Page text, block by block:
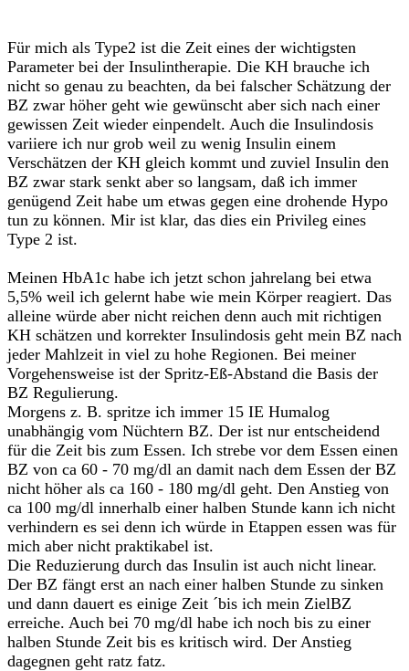
Für mich als Type2 ist die Zeit eines der wichtigsten
Parameter bei der Insulintherapie. Die KH brauche ich
nicht so genau zu beachten, da bei falscher Schätzung der
BZ zwar höher geht wie gewünscht aber sich nach einer
gewissen Zeit wieder einpendelt. Auch die Insulindosis
variiere ich nur grob weil zu wenig Insulin einem
Verschätzen der KH gleich kommt und zuviel Insulin den
BZ zwar stark senkt aber so langsam, daß ich immer
genügend Zeit habe um etwas gegen eine drohende Hypo
tun zu können. Mir ist klar, das dies ein Privileg eines
Type 2 ist.
Meinen HbA1c habe ich jetzt schon jahrelang bei etwa
5,5% weil ich gelernt habe wie mein Körper reagiert. Das
alleine würde aber nicht reichen denn auch mit richtigen
KH schätzen und korrekter Insulindosis geht mein BZ nach
jeder Mahlzeit in viel zu hohe Regionen. Bei meiner
Vorgehensweise ist der Spritz-Eß-Abstand die Basis der
BZ Regulierung.
Morgens z. B. spritze ich immer 15 IE Humalog
unabhängig vom Nüchtern BZ. Der ist nur entscheidend
für die Zeit bis zum Essen. Ich strebe vor dem Essen einen
BZ von ca 60 - 70 mg/dl an damit nach dem Essen der BZ
nicht höher als ca 160 - 180 mg/dl geht. Den Anstieg von
ca 100 mg/dl innerhalb einer halben Stunde kann ich nicht
verhindern es sei denn ich würde in Etappen essen was für
mich aber nicht praktikabel ist.
Die Reduzierung durch das Insulin ist auch nicht linear.
Der BZ fängt erst an nach einer halben Stunde zu sinken
und dann dauert es einige Zeit ´bis ich mein ZielBZ
erreiche. Auch bei 70 mg/dl habe ich noch bis zu einer
halben Stunde Zeit bis es kritisch wird. Der Anstieg
dagegnen geht ratz fatz.